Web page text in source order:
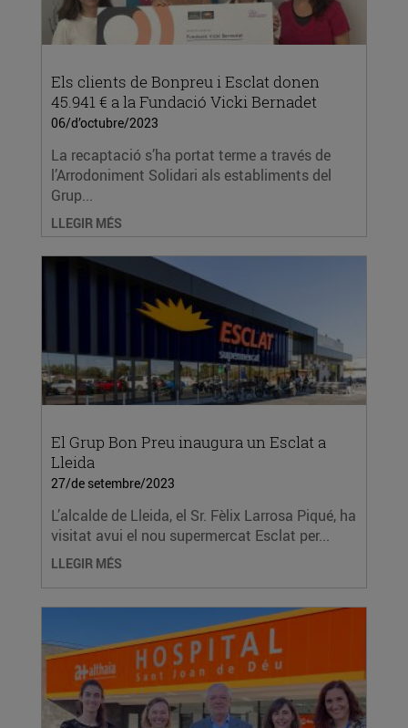
Els clients de Bonpreu i Esclat donen
45.941 € a la Fundació Vicki Bernadet
06/d’octubre/2023
La recaptació s’ha portat terme a través de
l’Arrodoniment Solidari als establiments del
Grup...
LLEGIR MÉS
El Grup Bon Preu inaugura un Esclat a
Lleida
27/de setembre/2023
L’alcalde de Lleida, el Sr. Fèlix Larrosa Piqué, ha
visitat avui el nou supermercat Esclat per...
LLEGIR MÉS